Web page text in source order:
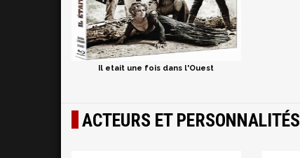
Il etait une fois dans l'Ouest
ACTEURS ET PERSONNALITÉS